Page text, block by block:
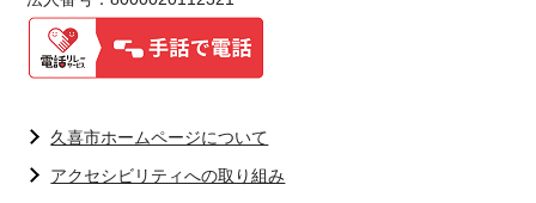
久喜市ホームページについて
アクセシビリティへの取り組み